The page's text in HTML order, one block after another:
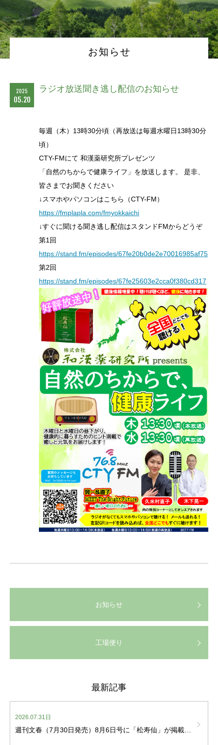
お知らせ
2025
05.20
ラジオ放送聞き逃し配信のお知らせ
毎週（木）13時30分頃（再放送は毎週水曜日13時30分
頃）
CTY-FMにて 和漢薬研究所プレゼンツ
「自然のちからで健康ライフ」を放送します。 是非、
皆さまでお聞きください
↓スマホやパソコンはこちら（CTY-FM）
https://fmplapla.com/fmyokkaichi
↓すぐに聞ける聞き逃し配信はスタンドFMからどうぞ
第1回
https://stand.fm/episodes/67fe20b0de2e70016985af75
第2回
https://stand.fm/episodes/67fe25603e2cca0f380cd317
お知らせ
工場便り
最新記事
2026.07.31日
週刊文春（7月30日発売）8月6日号に「松寿仙」が掲載されました